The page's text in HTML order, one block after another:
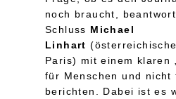
noch braucht,
Schluss Michael
Linhart
Paris) mit einem klaren
für Menschen und nicht
berichten. Dabei ist es